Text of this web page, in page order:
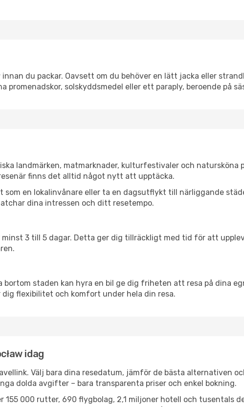
du packar. Oavsett om du behöver en lätt jacka eller
promenadskor, solskyddsmedel eller ett paraply, beroende på
landmärken, matmarknader, kulturfestivaler och natursköna
finns det alltid något nytt att upptäcka.
som en lokalinvånare eller ta en dagsutflykt till närliggande
dina intressen och ditt resetempo.
3 till 5 dagar. Detta ger dig tillräckligt med tid för att
staden kan hyra en bil ge dig friheten att resa på dina
flexibilitet och komfort under hela din resa.
idag
Välj bara dina resedatum, jämför de bästa alternativen
dolda avgifter – bara transparenta priser och enkel bokning.
155 000 rutter, 690 flygbolag, 2,1 miljoner hotell och tusentals